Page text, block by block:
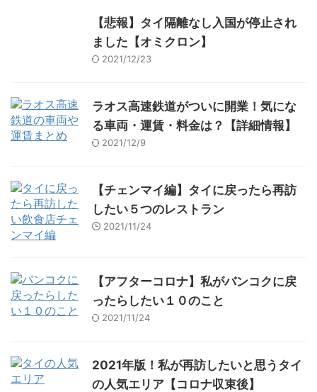
【悲報】タイ隔離なし入国が停止され
ました【オミクロン】
2021/12/23
ラオス高速鉄道がついに開業！気にな
る車両・運賃・料金は？【詳細情報】
2021/12/9
【チェンマイ編】タイに戻ったら再訪
したい５つのレストラン
2021/11/24
【アフターコロナ】私がバンコクに戻
ったらしたい１０のこと
2021/11/24
2021年版！私が再訪したいと思うタイ
の人気エリア【コロナ収束後】